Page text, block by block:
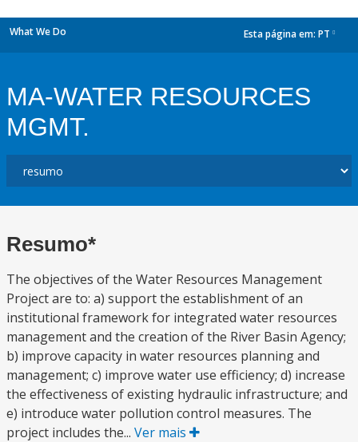
What We Do Esta página em: PT
MA-WATER RESOURCES
MGMT.
Resumo*
The objectives of the Water Resources Management
Project are to: a) support the establishment of an
institutional framework for integrated water resources
management and the creation of the River Basin Agency;
b) improve capacity in water resources planning and
management; c) improve water use efficiency; d) increase
the effectiveness of existing hydraulic infrastructure; and
e) introduce water pollution control measures. The
project includes the... Ver mais